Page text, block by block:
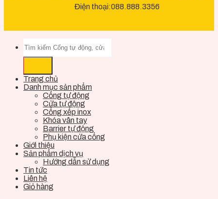
Điện thoại:088.888.3356
Trang chủ
Danh mục sản phẩm
Cổng tự động
Cửa tự động
Cổng xếp inox
Khóa vân tay
Barrier tự động
Phụ kiện cửa cổng
Giới thiệu
Sản phẩm dịch vụ
Hướng dẫn sử dụng
Tin tức
Liên hệ
Giỏ hàng